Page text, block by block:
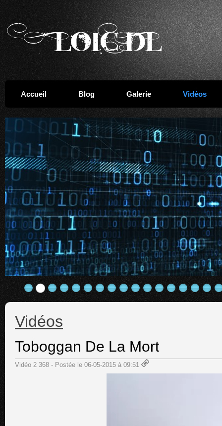
Accueil Blog Galerie Vidéos
Vidéos
Toboggan De La Mort
Vidéo 2 368 - Postée le 06-05-2015 à 09:51